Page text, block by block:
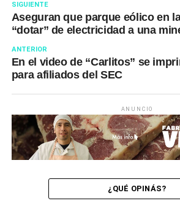
SIGUIENTE
Aseguran que parque eólico en
“dotar” de electricidad a una
ANTERIOR
En el video de “Carlitos” se
para afiliados del SEC
ANUNCIO
¿QUÉ OPINÁS?